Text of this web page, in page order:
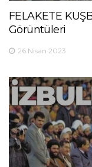
FELAKETE
Görüntüleri
26 Nisan 2023